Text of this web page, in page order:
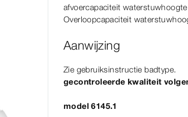
afvoercapaciteit
Overloopcapaciteit
Aanwijzing
Zie gebruiksinstructie badtype.
gecontroleerde kwaliteit
model 6145.1